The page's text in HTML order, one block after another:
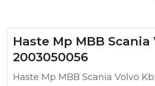
Haste Mp MBB Scania
2003050056
Haste Mp MBB Scania Volvo Kb